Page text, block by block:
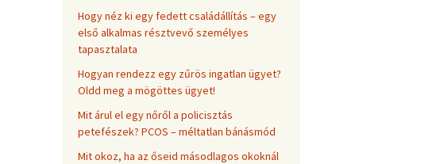
Hogy néz ki egy fedett családállítás – egy
első alkalmas résztvevő személyes
tapasztalata
Hogyan rendezz egy zűrös ingatlan ügyet?
Oldd meg a mögöttes ügyet!
Mit árul el egy nőről a policisztás
petefészek? PCOS – méltatlan bánásmód
Mit okoz, ha az őseid másodlagos okoknál